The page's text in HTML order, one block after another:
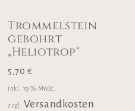
Trommelstein
gebohrt
„Heliotrop“
5,70 €
inkl. 19 % MwSt.
zzgl. Versandkosten